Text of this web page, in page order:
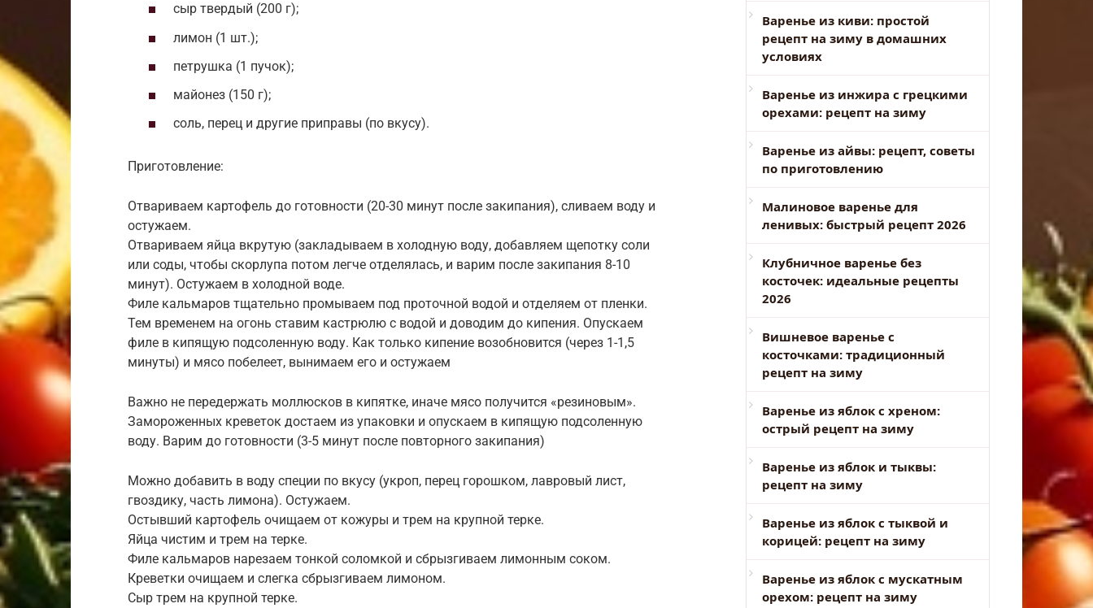
сыр твердый (200 г);
лимон (1 шт.);
петрушка (1 пучок);
майонез (150 г);
соль, перец и другие приправы (по вкусу).
Приготовление:
Отвариваем картофель до готовности (20-30 минут после закипания), сливаем воду и
остужаем.
Отвариваем яйца вкрутую (закладываем в холодную воду, добавляем щепотку соли
или соды, чтобы скорлупа потом легче отделялась, и варим после закипания 8-10
минут). Остужаем в холодной воде.
Филе кальмаров тщательно промываем под проточной водой и отделяем от пленки.
Тем временем на огонь ставим кастрюлю с водой и доводим до кипения. Опускаем
филе в кипящую подсоленную воду. Как только кипение возобновится (через 1-1,5
минуты) и мясо побелеет, вынимаем его и остужаем
Важно не передержать моллюсков в кипятке, иначе мясо получится «резиновым».
Замороженных креветок достаем из упаковки и опускаем в кипящую подсоленную
воду. Варим до готовности (3-5 минут после повторного закипания)
Можно добавить в воду специи по вкусу (укроп, перец горошком, лавровый лист,
гвоздику, часть лимона). Остужаем.
Остывший картофель очищаем от кожуры и трем на крупной терке.
Яйца чистим и трем на терке.
Филе кальмаров нарезаем тонкой соломкой и сбрызгиваем лимонным соком.
Креветки очищаем и слегка сбрызгиваем лимоном.
Сыр трем на крупной терке.
Варенье из киви: простой
рецепт на зиму в домашних
условиях
Варенье из инжира с грецкими
орехами: рецепт на зиму
Варенье из айвы: рецепт, советы
по приготовлению
Малиновое варенье для
ленивых: быстрый рецепт 2026
Клубничное варенье без
косточек: идеальные рецепты
2026
Вишневое варенье с
косточками: традиционный
рецепт на зиму
Варенье из яблок с хреном:
острый рецепт на зиму
Варенье из яблок и тыквы:
рецепт на зиму
Варенье из яблок с тыквой и
корицей: рецепт на зиму
Варенье из яблок с мускатным
орехом: рецепт на зиму